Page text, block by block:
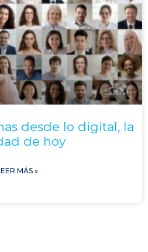
desde lo digital, la
de hoy
MÁS »